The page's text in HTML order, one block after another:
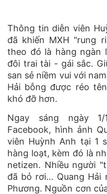
Thông tin diễn viên
đã khiến MXH "rung
theo đó là hàng ngàn
đôi trai tài - gái sắc.
san sẻ niềm vui với
Hải bỗng được réo
khó đỡ hơn.
Ngay sáng ngày
Facebook, hình ảnh
viên Huỳnh Anh tại 1
hàng loạt, kèm đó là
netizen. Nhiều người
đã bỏ rơi... Quang Hải
Phương. Nguồn cơn